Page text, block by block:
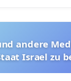
andere
Israel zu